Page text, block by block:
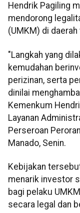
Hendrik Pagiling
mendorong
(UMKM) di
"Langkah yang
kemudahan
perizinan, serta
dinilai
Kemenkum
Layanan
Perseroan
Manado, Senin.
Kebijakan
menarik investor
bagi pelaku
secara legal dan